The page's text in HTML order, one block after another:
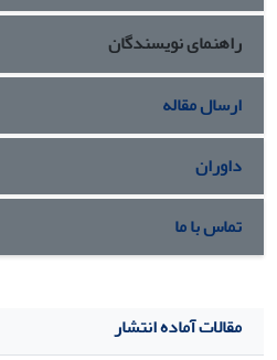
راهنمای نویسندگان
ارسال مقاله
داوران
تماس با ما
مقالات آماده انتشار